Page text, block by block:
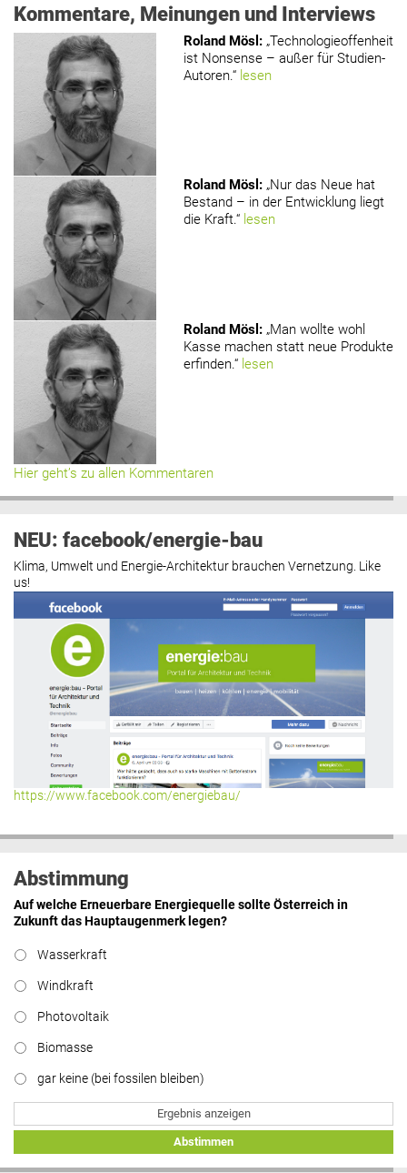
Kommentare, Meinungen und Interviews
Roland Mösl : „Technologieoffenheit
ist Nonsense – außer für Studien-
Autoren.“ lesen
Roland Mösl : „Nur das Neue hat
Bestand – in der Entwicklung liegt
die Kraft.“ lesen
Roland Mösl : „Man wollte wohl
Kasse machen statt neue Produkte
erfinden.“ lesen
Hier geht’s zu allen Kommentaren
NEU: facebook/energie-bau
Klima, Umwelt und Energie-Architektur brauchen Vernetzung. Like
us!
https://www.facebook.com/energiebau/
Abstimmung
Auf welche Erneuerbare Energiequelle sollte Österreich in
Zukunft das Hauptaugenmerk legen?
Wasserkraft
Windkraft
Photovoltaik
Biomasse
gar keine (bei fossilen bleiben)
Ergebnis anzeigen
Abstimmen